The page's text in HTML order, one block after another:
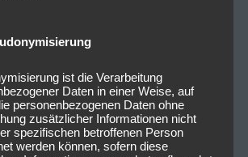
ist die Verarbeitung
Daten in einer Weise, auf
personenbezogenen Daten ohne
zusätzlicher Informationen nicht
spezifischen betroffenen Person
werden können, sofern diese